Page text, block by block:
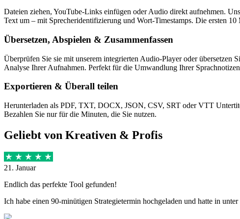
Dateien ziehen, YouTube-Links einfügen oder Audio direkt aufnehmen.
Text um – mit Sprecheridentifizierung und Wort-Timestamps. Die ersten
Übersetzen, Abspielen & Zusammenfassen
Überprüfen Sie sie mit unserem integrierten Audio-Player oder übersetzen
Analyse Ihrer Aufnahmen. Perfekt für die Umwandlung Ihrer
Exportieren & Überall teilen
Herunterladen als PDF, TXT, DOCX, JSON, CSV, SRT oder VTT
Bezahlen Sie nur für die Minuten, die Sie nutzen.
Geliebt von Kreativen & Profis
21. Januar
Endlich das perfekte Tool gefunden!
Ich habe einen 90‑minütigen Strategietermin hochgeladen und hatte in